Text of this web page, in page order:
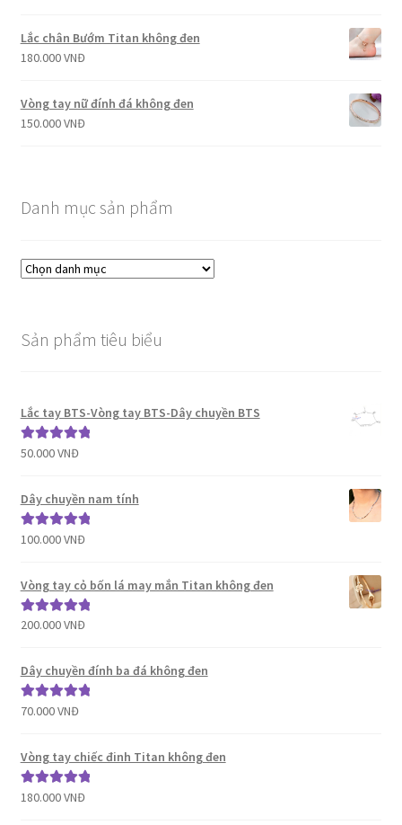
Lắc chân Bướm Titan không đen
180.000VNĐ
Vòng tay nữ đính đá không đen
150.000VNĐ
Danh mục sản phẩm
Sản phẩm tiêu biểu
Lắc tay BTS-Vòng tay BTS-Dây chuyền BTS
Được xếp
sao
50.000VNĐ
Dây chuyền nam tính
Được xếp
sao
100.000VNĐ
Vòng tay cỏ bốn lá may mắn Titan không đen
Được xếp
sao
200.000VNĐ
Dây chuyền đính ba đá không đen
Được xếp
sao
70.000VNĐ
Vòng tay chiếc đinh Titan không đen
Được xếp
180.000VNĐ